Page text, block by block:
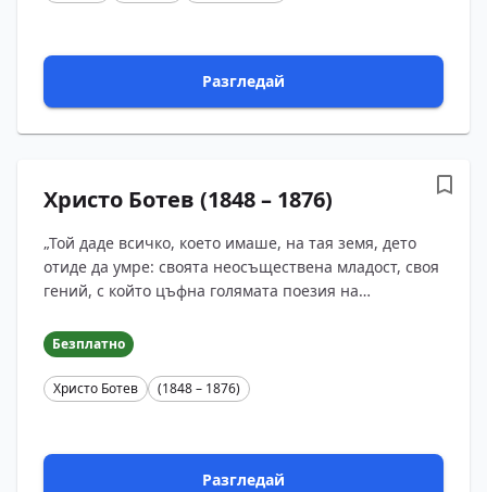
Разгледай
Христо Ботев (1848 – 1876)
„Той даде всичко, което имаше, на тая земя, дето
отиде да умре: своята неосъществена младост, своя
гений, с който цъфна голямата поезия на
ние още...
Безплатно
Христо Ботев (1848 – 1876)
Разгледай